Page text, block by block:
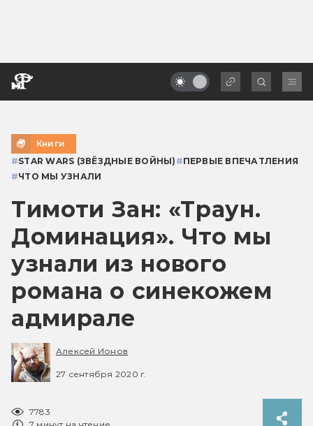
Книги
#STAR WARS (ЗВЁЗДНЫЕ ВОЙНЫ) #ПЕРВЫЕ ВПЕЧАТЛЕНИЯ
#ЧТО МЫ УЗНАЛИ
Тимоти Зан: «Траун.
Доминация». Что мы
узнали из нового
романа о синекожем
адмирале
Алексей Ионов
27 сентября 2020 г.
7783